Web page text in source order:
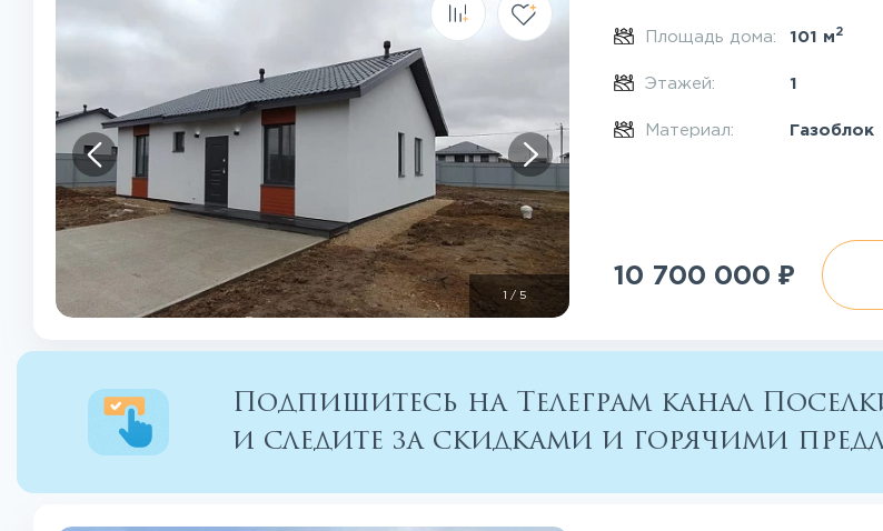
/5
Площадь дома: 101 м 2
Этажей: 1
Материал: Газоблок
10 700 000 ₽
Подпишитесь на Телеграм канал
и следите за скидками и горячими